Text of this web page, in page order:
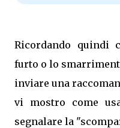
Ricordando quindi
furto o lo
inviare una
vi mostro come
segnalare la